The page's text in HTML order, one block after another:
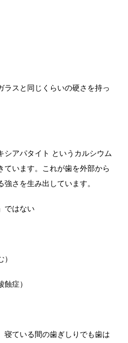
ラスと同じくらいの硬さを持っ
シアパタイト というカルシウム
ています。これが歯を外部から
さを生み出しています。
ではない
症）
寝ている間の歯ぎしりでも歯は